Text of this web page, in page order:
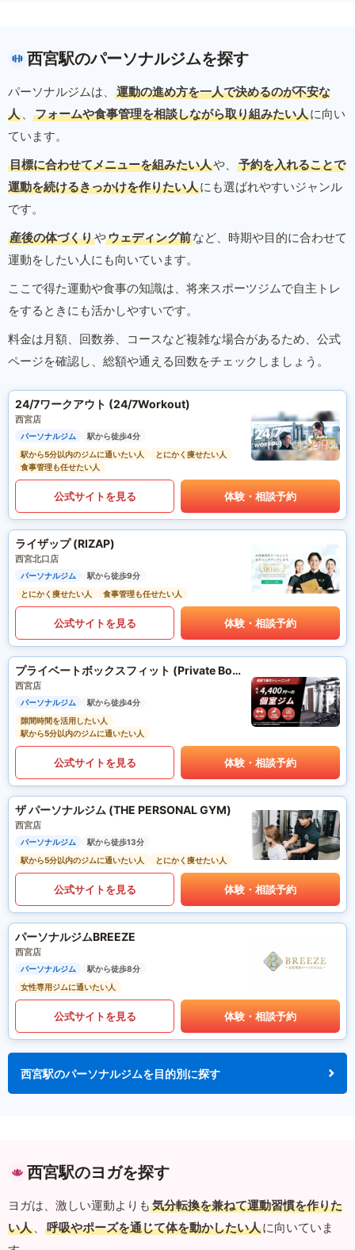
西宮駅のパーソナルジムを探す
パーソナルジムは、
運動の進め方を一人で決めるのが不安な
人 、 フォームや食事管理を相談しながら取り組みたい人に向い
ています。
目標に合わせてメニューを組みたい人や、
予約を入れることで
運動を続けるきっかけを作りたい人にも選ばれやすいジャンル
です。
産後の体づくりやウェディング前など、時期や目的に合わせて
運動をしたい人にも向いています。
ここで得た運動や食事の知識は、将来スポーツジムで自主トレ
をするときにも活かしやすいです。
料金は月額、回数券、コースなど複雑な場合があるため、公式
ページを確認し、総額や通える回数をチェックしましょう。
24/7ワークアウト (24/7Workout)
西宮店
パーソナルジム
駅から徒歩4分
駅から5分以内のジムに通いたい人
とにかく痩せたい人
食事管理も任せたい人
公式サイトを見る 体験・相談予約
ライザップ (RIZAP)
西宮北口店
パーソナルジム
駅から徒歩9分
とにかく痩せたい人
食事管理も任せたい人
公式サイトを見る 体験・相談予約
プライベートボックスフィット (Private Box Fit)
西宮店
パーソナルジム
駅から徒歩4分
隙間時間を活用したい人
駅から5分以内のジムに通いたい人
公式サイトを見る 体験・相談予約
ザ パーソナルジム (THE PERSONAL GYM)
西宮店
パーソナルジム
駅から徒歩13分
駅から5分以内のジムに通いたい人
とにかく痩せたい人
公式サイトを見る 体験・相談予約
パーソナルジムBREEZE
西宮店
パーソナルジム
駅から徒歩8分
女性専用ジムに通いたい人
公式サイトを見る 体験・相談予約
西宮駅のパーソナルジムを目的別に探す
西宮駅のヨガを探す
ヨガは、激しい運動よりも 気分転換を兼ねて運動習慣を作りた
い人 、 呼吸やポーズを通じて体を動かしたい人に向いていま